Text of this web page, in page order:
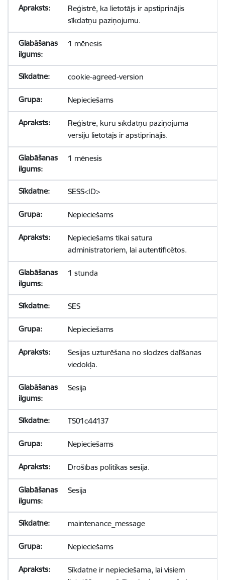
Reģistrē, ka lietotājs ir apstiprinājis
sīkdatņu paziņojumu.
1 mēnesis
cookie-agreed-version
Nepieciešams
Reģistrē, kuru sīkdatņu paziņojuma
versiju lietotājs ir apstiprinājis.
1 mēnesis
SESS<ID>
Nepieciešams
Nepieciešams tikai satura
administratoriem, lai autentificētos.
1 stunda
SES
Nepieciešams
Sesijas uzturēšana no slodzes dalīšanas
viedokļa.
Sesija
TS01c44137
Nepieciešams
Drošības politikas sesija.
Sesija
maintenance_message
Nepieciešams
Sīkdatne ir nepieciešama, lai visiem